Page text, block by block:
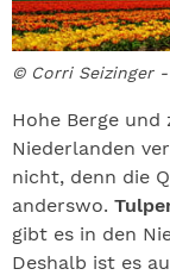
© Corri Seizinger
Hohe Berge
Niederlanden
nicht, denn die
anderswo.
gibt es in den
Deshalb ist es
SHOP